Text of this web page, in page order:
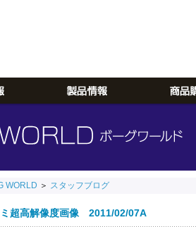
WORLD ＞ スタッフブログ
超高解像度画像 2011/02/07A